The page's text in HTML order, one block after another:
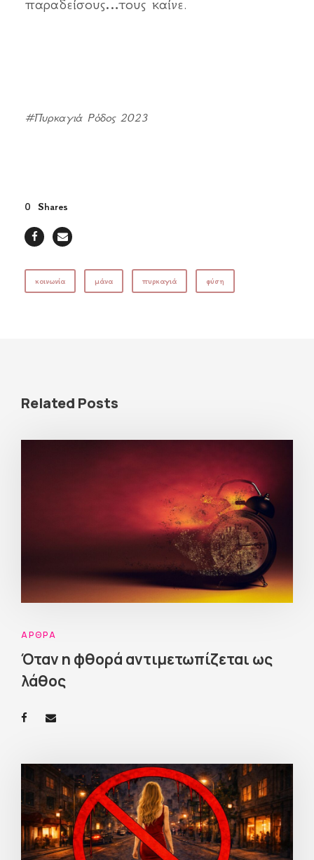
παραδείσους…τους καίνε.
#Πυρκαγιά Ρόδος 2023
0 Shares
κοινωνία μάνα πυρκαγιά φύση
Related Posts
ΆΡΘΡΑ
Όταν η φθορά αντιμετωπίζεται ως
λάθος